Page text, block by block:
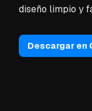
diseño limpio y
Descargar en